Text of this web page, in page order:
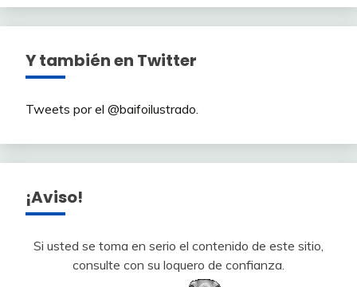
Y también en Twitter
Tweets por el @baifoilustrado.
¡Aviso!
Si usted se toma en serio el contenido de este sitio,
consulte con su loquero de confianza.